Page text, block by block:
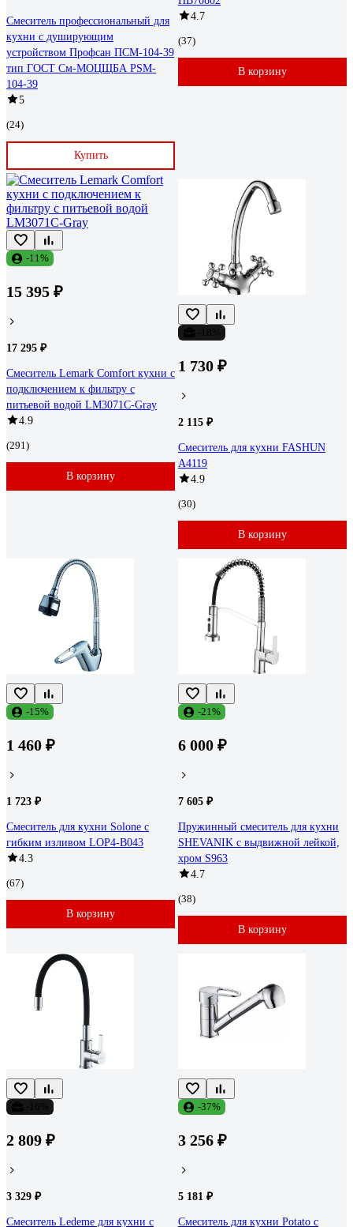
Смеситель профессиональный для
кухни с душирующим
устройством Профсан ПСМ-104-39
тип ГОСТ См-МОЦЩБА PSM-
104-39
5
(24)
Купить
4.7
(37)
В корзину
-11%
15 395 ₽
17 295 ₽
Смеситель Lemark Comfort кухни с
подключением к фильтру с
питьевой водой LM3071C-Gray
4.9
(291)
В корзину
1 730 ₽
2 115 ₽
Смеситель для кухни FASHUN
A4119
4.9
(30)
В корзину
-15%
1 460 ₽
1 723 ₽
Смеситель для кухни Solone с
гибким изливом LOP4-B043
4.3
(67)
В корзину
-21%
6 000 ₽
7 605 ₽
Пружинный смеситель для кухни
SHEVANIK с выдвижной лейкой,
хром S963
4.7
(38)
В корзину
2 809 ₽
3 329 ₽
Смеситель Ledeme для кухни с
-37%
3 256 ₽
5 181 ₽
Смеситель для кухни Potato с